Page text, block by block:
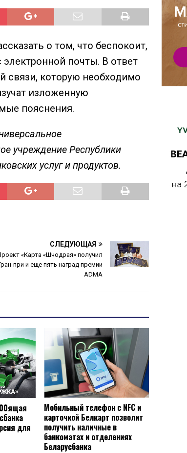
о том, что беспокоит,
электронной почты. В ответ
связи, которую необходимо
изложенную
пояснения.
учреждение Республики
услуг и продуктов.
СЛЕДУЮЩАЯ
«Карта «Шчодрая» получил
при и еще пять наград премии
ADMA
для
Мобильный телефон с NFC и
карточкой Белкарт позволит
получить наличные в
банкоматах и отделениях
Беларусбанка